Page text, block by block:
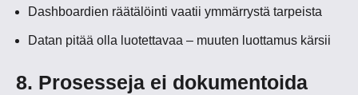
Dashboardien räätälöinti vaatii ymmärrystä tarpeista
Datan pitää olla luotettavaa – muuten luottamus kärsii
8. Prosesseja ei dokumentoida